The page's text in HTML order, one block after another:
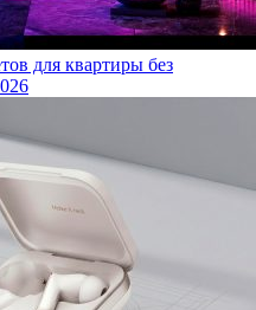
для квартиры без